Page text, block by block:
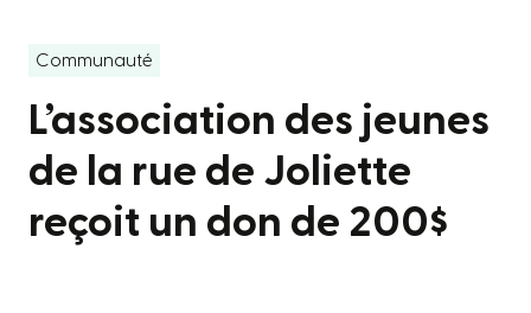
Communauté
L’association des jeunes
de la rue de Joliette
reçoit un don de 200$